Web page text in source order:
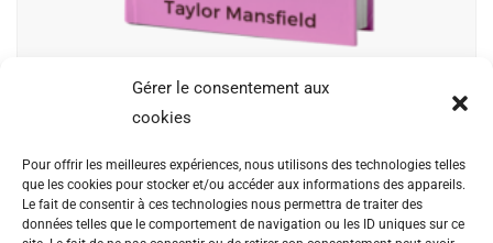
Gérer le consentement aux
cookies
Pour offrir les meilleures expériences, nous utilisons des technologies telles
que les cookies pour stocker et/ou accéder aux informations des appareils.
Le fait de consentir à ces technologies nous permettra de traiter des
données telles que le comportement de navigation ou les ID uniques sur ce
Start a Clothing Company
$11.80
Ut a lacus sed ligula venenatis aliquet. Phasellus mattis
vehicula massa at ultricies. Fusce facilisis vel augue et